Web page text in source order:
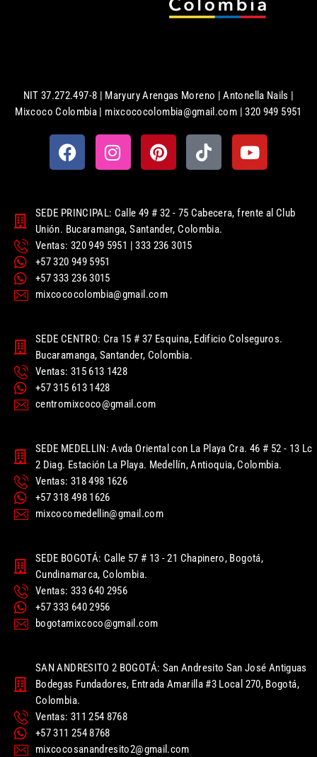
NIT 37.272.497-8 | Maryury Arengas Moreno | Antonella Nails |
Mixcoco Colombia | mixcococolombia@gmail.com | 320 949 5951
SEDE PRINCIPAL: Calle 49 # 32 - 75 Cabecera, frente al Club
Unión. Bucaramanga, Santander, Colombia.
Ventas: 320 949 5951 | 333 236 3015
+57 320 949 5951
+57 333 236 3015
mixcococolombia@gmail.com
SEDE CENTRO: Cra 15 # 37 Esquina, Edificio Colseguros.
Bucaramanga, Santander, Colombia.
Ventas: 315 613 1428
+57 315 613 1428
centromixcoco@gmail.com
SEDE MEDELLIN: Avda Oriental con La Playa Cra. 46 # 52 - 13 Lc
2 Diag. Estación La Playa. Medellín, Antioquia, Colombia.
Ventas: 318 498 1626
+57 318 498 1626
mixcocomedellin@gmail.com
SEDE BOGOTÁ: Calle 57 # 13 - 21 Chapinero, Bogotá,
Cundinamarca, Colombia.
Ventas: 333 640 2956
+57 333 640 2956
bogotamixcoco@gmail.com
SAN ANDRESITO 2 BOGOTÁ: San Andresito San José Antiguas
Bodegas Fundadores, Entrada Amarilla #3 Local 270, Bogotá,
Colombia.
Ventas: 311 254 8768
+57 311 254 8768
mixcocosanandresito2@gmail.com